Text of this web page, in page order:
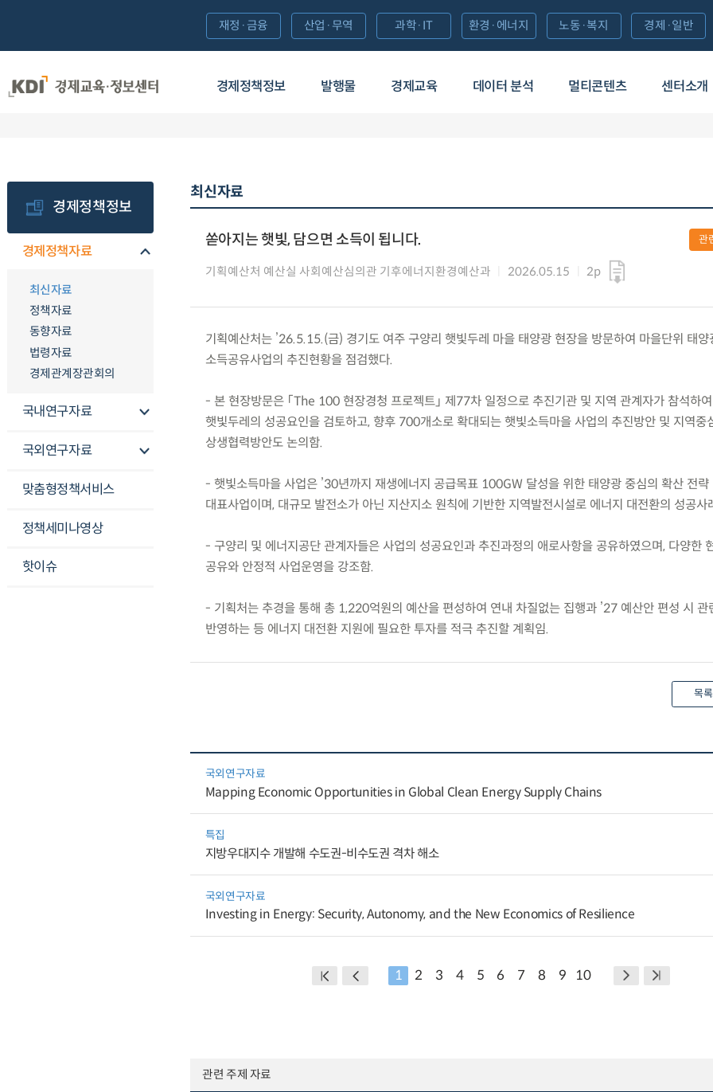
경제정책정보 발행물 경제교육 데이터 분석 멀티콘텐츠 센터소개
재정·금융 산업·무역 과학·IT 환경·에너지 노동·복지 경제·일반
경제정책정보
경제정책자료
최신자료
정책자료
동향자료
법령자료
경제관계장관회의
국내연구자료
국외연구자료
맞춤형정책서비스
정책세미나영상
핫이슈
최신자료
쏟아지는 햇빛, 담으면 소득이 됩니다.
기획예산처 예산실 사회예산심의관 기후에너지환경예산과 2026.05.15 2p
관
기획예산처는 ’26.5.15.(금) 경기도 여주 구양리 햇빛두레 마을 태양광 현장을 방문하여 마을단위 태양
소득공유사업의 추진현황을 점검했다.
- 본 현장방문은 「The 100 현장경청 프로젝트」 제77차 일정으로 추진기관 및 지역 관계자가 참석하여
햇빛두레의 성공요인을 검토하고, 향후 700개소로 확대되는 햇빛소득마을 사업의 추진방안 및 지역중
상생협력방안도 논의함.
- 햇빛소득마을 사업은 ’30년까지 재생에너지 공급목표 100GW 달성을 위한 태양광 중심의 확산 전략
대표사업이며, 대규모 발전소가 아닌 지산지소 원칙에 기반한 지역발전시설로 에너지 대전환의 성공사
- 구양리 및 에너지공단 관계자들은 사업의 성공요인과 추진과정의 애로사항을 공유하였으며, 다양한
공유와 안정적 사업운영을 강조함.
- 기획처는 추경을 통해 총 1,220억원의 예산을 편성하여 연내 차질없는 집행과 ’27 예산안 편성 시 관
반영하는 등 에너지 대전환 지원에 필요한 투자를 적극 추진할 계획임.
목록
국외연구자료
Mapping Economic Opportunities in Global Clean Energy Supply Chains
특집
지방우대지수 개발해 수도권-비수도권 격차 해소
국외연구자료
Investing in Energy: Security, Autonomy, and the New Economics of Resilience
1 2 3 4 5 6 7 8 9 10
관련 주제 자료